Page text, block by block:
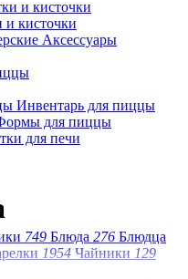
и кисточки
Аксессуары
Инвентарь для пиццы
для пиццы
для печи
749 Блюда 276 Блюдца
1954 Чайники 129